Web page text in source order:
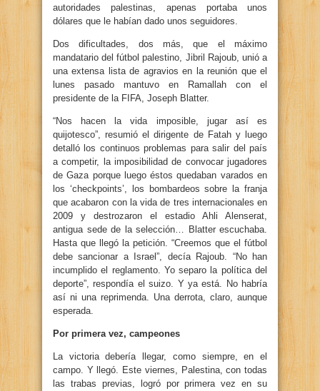
autoridades palestinas, apenas portaba unos
dólares que le habían dado unos seguidores.
Dos dificultades, dos más, que el máximo
mandatario del fútbol palestino, Jibril Rajoub, unió a
una extensa lista de agravios en la reunión que el
lunes pasado mantuvo en Ramallah con el
presidente de la FIFA, Joseph Blatter.
“Nos hacen la vida imposible, jugar así es
quijotesco”, resumió el dirigente de Fatah y luego
detalló los continuos problemas para salir del país
a competir, la imposibilidad de convocar jugadores
de Gaza porque luego éstos quedaban varados en
los ‘checkpoints’, los bombardeos sobre la franja
que acabaron con la vida de tres internacionales en
2009 y destrozaron el estadio Ahli Alenserat,
antigua sede de la selección… Blatter escuchaba.
Hasta que llegó la petición. “Creemos que el fútbol
debe sancionar a Israel”, decía Rajoub. “No han
incumplido el reglamento. Yo separo la política del
deporte”, respondía el suizo. Y ya está. No habría
así ni una reprimenda. Una derrota, claro, aunque
esperada.
Por primera vez, campeones
La victoria debería llegar, como siempre, en el
campo. Y llegó. Este viernes, Palestina, con todas
las trabas previas, logró por primera vez en su